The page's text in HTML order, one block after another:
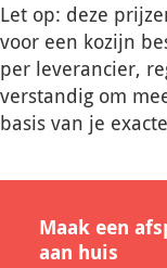
Let op: deze
voor een kozijn
per leverancier,
verstandig om
basis van je
Maak een
aan huis